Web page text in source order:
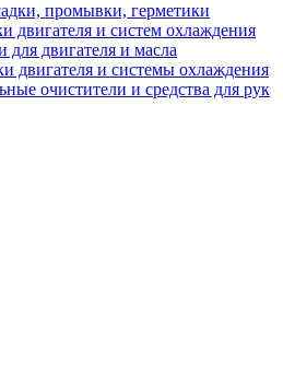
промывки, герметики
двигателя и систем охлаждения
для двигателя и масла
двигателя и системы охлаждения
очистители и средства для рук